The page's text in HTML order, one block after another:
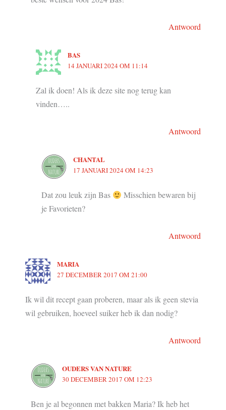
Antwoord
BAS
14 JANUARI 2024 OM 11:14
Zal ik doen! Als ik deze site nog terug kan
vinden…..
Antwoord
CHANTAL
17 JANUARI 2024 OM 14:23
Dat zou leuk zijn Bas
Misschien bewaren bij
je Favorieten?
Antwoord
MARIA
27 DECEMBER 2017 OM 21:00
Ik wil dit recept gaan proberen, maar als ik geen stevia
wil gebruiken, hoeveel suiker heb ik dan nodig?
Antwoord
OUDERS VAN NATURE
30 DECEMBER 2017 OM 12:23
Ben je al begonnen met bakken Maria? Ik heb het